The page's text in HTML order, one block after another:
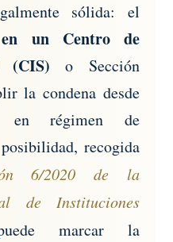
sólida: el
un Centro de
(CIS) o Sección
la condena desde
régimen de
recogida
6/2020 de la
de Instituciones
marcar la